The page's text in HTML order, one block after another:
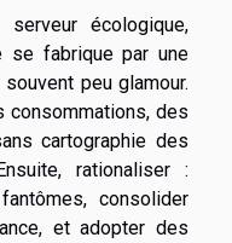
écologique,
se fabrique par une
peu glamour.
consommations, des
cartographie des
rationaliser :
consolider
et adopter des